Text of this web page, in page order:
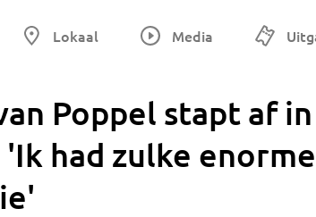
Lokaal Media
Poppel stapt af
'Ik had zulke